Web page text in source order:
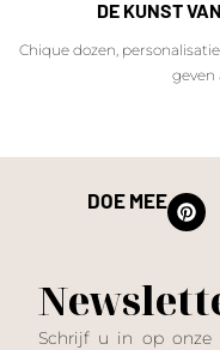
DE KUNST
Chique dozen,
geven
DOE MEE
Schrijf u in op